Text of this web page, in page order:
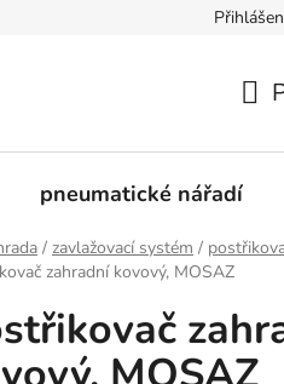
Doprava a platba
pneumatické nářadí
/ zavlažovací systém /
zahradní kovový, MOSAZ